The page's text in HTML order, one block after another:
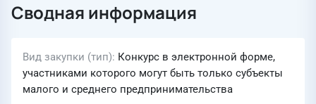
Сводная информация
Вид закупки (тип) Конкурс в электронной форме,
участниками которого могут быть только субъекты
малого и среднего предпринимательства